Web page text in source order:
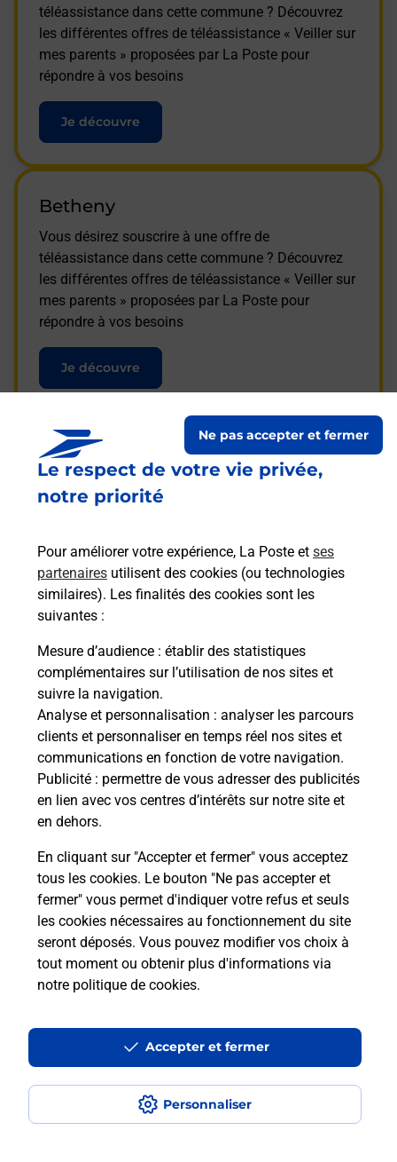
Le respect de votre vie privée,
notre priorité
Pour améliorer votre expérience, La Poste et ses
partenaires utilisent des cookies (ou technologies
similaires). Les finalités des cookies sont les
suivantes :
Mesure d’audience : établir des statistiques
complémentaires sur l’utilisation de nos sites et
suivre la navigation.
Analyse et personnalisation : analyser les parcours
clients et personnaliser en temps réel nos sites et
communications en fonction de votre navigation.
Publicité : permettre de vous adresser des publicités
en lien avec vos centres d’intérêts sur notre site et
en dehors.
En cliquant sur "Accepter et fermer" vous acceptez
tous les cookies. Le bouton "Ne pas accepter et
fermer" vous permet d'indiquer votre refus et seuls
les cookies nécessaires au fonctionnement du site
seront déposés. Vous pouvez modifier vos choix à
tout moment ou obtenir plus d'informations via
notre politique de cookies.
Personnaliser
Ne pas accepter et fermer
Accepter et fermer
téléassistance dans cette commune ? Découvrez
les différentes offres de téléassistance « Veiller sur
mes parents » proposées par La Poste pour
répondre à vos besoins
Je découvre
Betheny
Vous désirez souscrire à une offre de
téléassistance dans cette commune ? Découvrez
les différentes offres de téléassistance « Veiller sur
mes parents » proposées par La Poste pour
répondre à vos besoins
Je découvre
Questions fréquemment
posées
La téléassistance classique avec
médaillon d’alarme qu’est ce que
c’est ?
Comment fonctionne la
téléassistance classique ?
Comment est installée la
téléassistance classique ?
Localiser Liste
Liste - téléassistance
Marne - téléassistance
Hermonville - téléassistance
Accessibilité : partiellement conforme
Conditions contractuelles
Mentions légales